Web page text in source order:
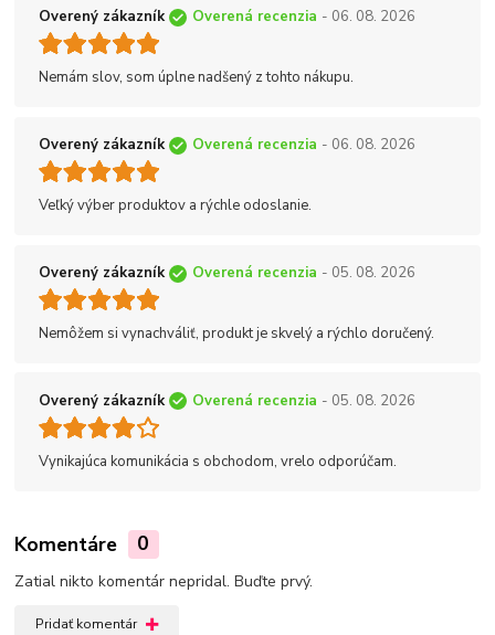
Overený zákazník Overená recenzia - 06. 08. 2026
Nemám slov, som úplne nadšený z tohto nákupu.
Overený zákazník Overená recenzia - 06. 08. 2026
Veľký výber produktov a rýchle odoslanie.
Overený zákazník Overená recenzia - 05. 08. 2026
Nemôžem si vynachváliť, produkt je skvelý a rýchlo doručený.
Overený zákazník Overená recenzia - 05. 08. 2026
Vynikajúca komunikácia s obchodom, vrelo odporúčam.
Komentáre 0
Zatial nikto komentár nepridal. Buďte prvý.
Pridať komentár